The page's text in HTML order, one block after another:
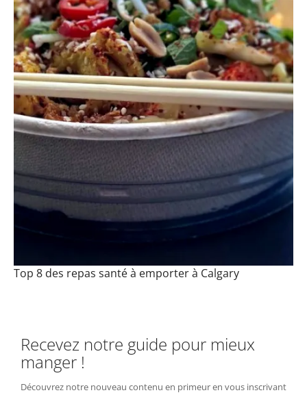
Top 8 des repas santé à emporter à Calgary
Recevez notre guide pour mieux
manger !
Découvrez notre nouveau contenu en primeur en vous inscrivant